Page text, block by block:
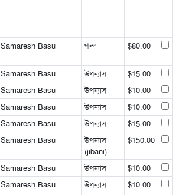
Samaresh Basu গল্প $80.00
Samaresh Basu উপন্যাস
$15.00
Samaresh Basu উপন্যাস
$10.00
Samaresh Basu উপন্যাস
$10.00
Samaresh Basu উপন্যাস
$15.00
Samaresh Basu
উপন্যাস
(jibani)
$150.00
Samaresh Basu উপন্যাস
$10.00
Samaresh Basu উপন্যাস
$10.00